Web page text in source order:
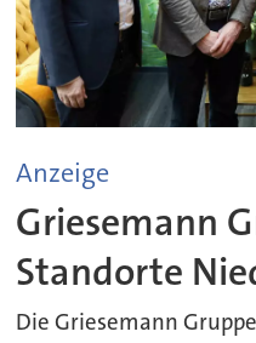
Anzeige
Griesemann
Standorte
Die Griesemann